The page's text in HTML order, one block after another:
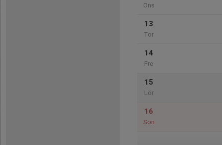
Ons
13
Tor
14
Fre
15
Lör
16
Sön